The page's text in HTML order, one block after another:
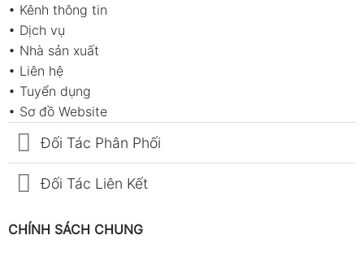
Phục vụ nghiên cứu, phát triển và thử
Phụ kiện sản phẩm
Phụ kiện tiêu chuẩn
Máy đo độ cứng Huatec HT-6510D
Tấm chuẩn điểm 0
Hộp đựng bảo vệ thiết bị
• Kênh thông tin
• Dịch vụ
• Nhà sản xuất
• Liên hệ
• Tuyển dụng
• Sơ đồ Website
Đối Tác Phân Phối
Đối Tác Liên Kết
CHÍNH SÁCH CHUNG